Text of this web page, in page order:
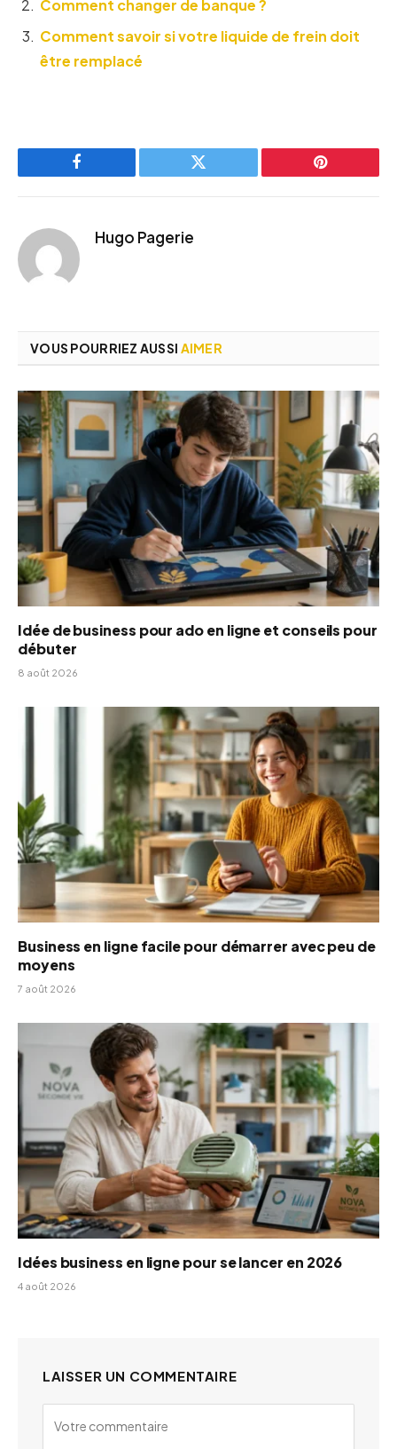
Comment changer de banque ?
Comment savoir si votre liquide de frein doit
être remplacé
Facebook Twitter Pinterest
Hugo Pagerie
VOUS POURRIEZ AUSSI AIMER
Idée de business pour ado en ligne et conseils pour
débuter
8 août 2026
Business en ligne facile pour démarrer avec peu de
moyens
7 août 2026
Idées business en ligne pour se lancer en 2026
4 août 2026
LAISSER UN COMMENTAIRE